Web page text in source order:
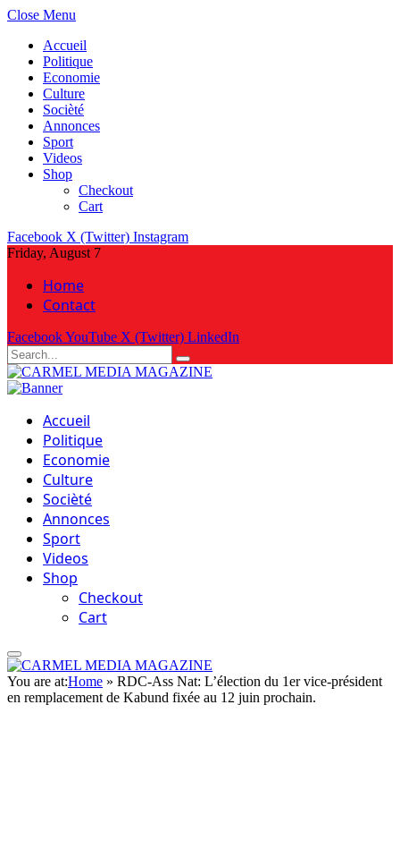
Close Menu
Accueil
Politique
Economie
Culture
Socièté
Annonces
Sport
Videos
Shop
Checkout
Cart
Facebook X (Twitter) Instagram
Friday, August 7
Home
Contact
FacebookYouTube X (Twitter) LinkedIn
Accueil
Politique
Economie
Culture
Socièté
Annonces
Sport
Videos
Shop
Checkout
Cart
You are at:Home » RDC-Ass Nat: L’élection du 1er vice-président
en remplacement de Kabund fixée au 12 juin prochain.